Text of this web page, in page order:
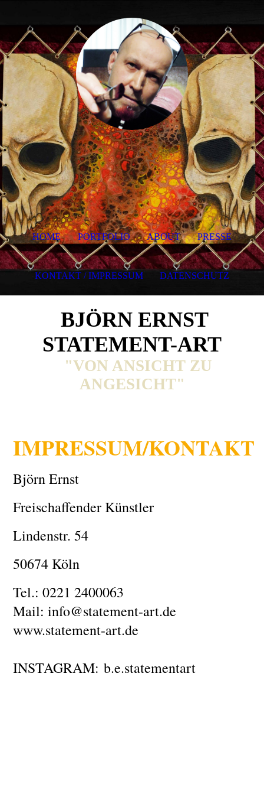
BJÖRN ERNST
STATEMENT-ART
"VON ANSICHT ZU
ANGESICHT"
IMPRESSUM/KONTAKT
Björn Ernst
Freischaffender Künstler
Lindenstr. 54
50674 Köln
Tel.: 0221 2400063
Mail: info@statement-art.de
www.statement-art.de
INSTAGRAM: b.e.statementart
HOME PORTFOLIO ABOUT PRESSE
KONTAKT / IMPRESSUM DATENSCHUTZ